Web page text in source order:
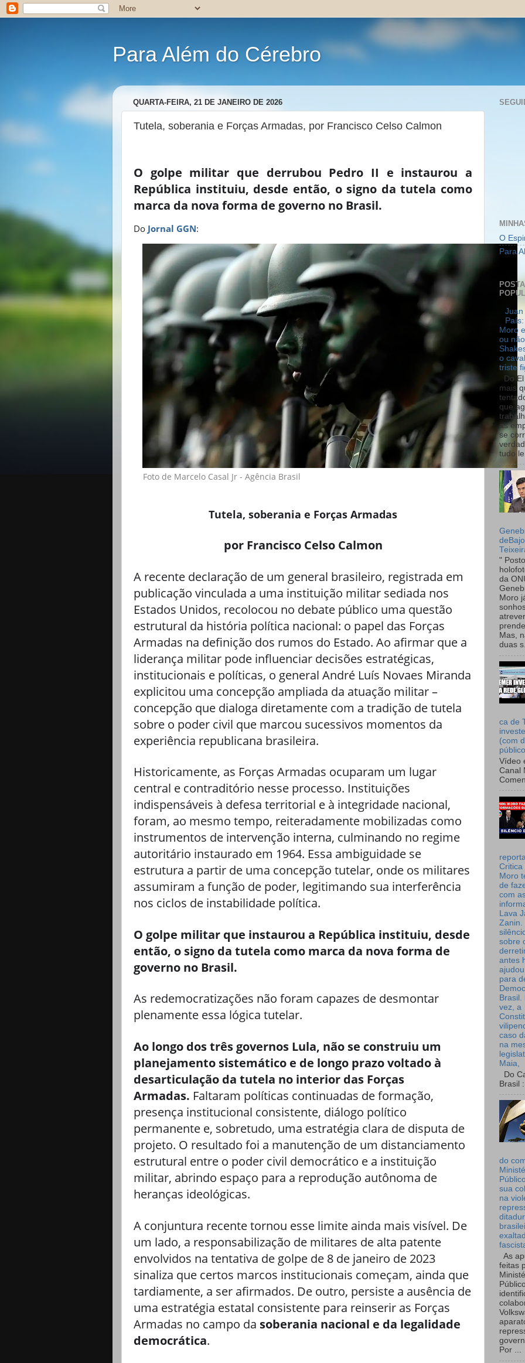
Para Além do Cérebro
QUARTA-FEIRA, 21 DE JANEIRO DE 2026
Tutela, soberania e Forças Armadas, por Francisco Celso Calmon
O golpe militar que derrubou Pedro II e instaurou a
República instituiu, desde então, o signo da tutela como
marca da nova forma de governo no Brasil.
Do Jornal GGN:
Foto de Marcelo Casal Jr - Agência Brasil
Tutela, soberania e Forças Armadas
por Francisco Celso Calmon
A recente declaração de um general brasileiro, registrada em
publicação vinculada a uma instituição militar sediada nos
Estados Unidos, recolocou no debate público uma questão
estrutural da história política nacional: o papel das Forças
Armadas na definição dos rumos do Estado. Ao afirmar que a
liderança militar pode influenciar decisões estratégicas,
institucionais e políticas, o general André Luís Novaes Miranda
explicitou uma concepção ampliada da atuação militar –
concepção que dialoga diretamente com a tradição de tutela
sobre o poder civil que marcou sucessivos momentos da
experiência republicana brasileira.
Historicamente, as Forças Armadas ocuparam um lugar
central e contraditório nesse processo. Instituições
indispensáveis à defesa territorial e à integridade nacional,
foram, ao mesmo tempo, reiteradamente mobilizadas como
instrumentos de intervenção interna, culminando no regime
autoritário instaurado em 1964. Essa ambiguidade se
estrutura a partir de uma concepção tutelar, onde os militares
assumiram a função de poder, legitimando sua interferência
nos ciclos de instabilidade política.
O golpe militar que instaurou a República instituiu, desde
então, o signo da tutela como marca da nova forma de
governo no Brasil.
As redemocratizações não foram capazes de desmontar
plenamente essa lógica tutelar.
Ao longo dos três governos Lula, não se construiu um
planejamento sistemático e de longo prazo voltado à
desarticulação da tutela no interior das Forças
Armadas. Faltaram políticas continuadas de formação,
presença institucional consistente, diálogo político
permanente e, sobretudo, uma estratégia clara de disputa de
projeto. O resultado foi a manutenção de um distanciamento
estrutural entre o poder civil democrático e a instituição
militar, abrindo espaço para a reprodução autônoma de
heranças ideológicas.
A conjuntura recente tornou esse limite ainda mais visível. De
um lado, a responsabilização de militares de alta patente
envolvidos na tentativa de golpe de 8 de janeiro de 2023
sinaliza que certos marcos institucionais começam, ainda que
tardiamente, a ser afirmados. De outro, persiste a ausência de
uma estratégia estatal consistente para reinserir as Forças
Armadas no campo da soberania nacional e da legalidade
democrática.
O
Para
Juan
Moro
ou
o
triste
Do
mais
que
as
se
tudo
"
da
Moro
Mas,
duas
ca de
(com
Vídeo
Canal
Critica
Moro
de
com
Lava
Zanin.
sobre
antes
para
Brasil.
vez, a
caso
na
Maia,
Do
Brasil :
do
sua
na
As
feitas
Por ...